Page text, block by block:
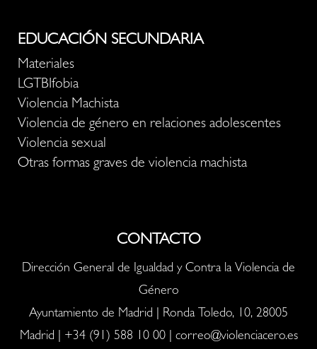
EDUCACIÓN SECUNDARIA
Materiales
LGTBIfobia
Violencia Machista
Violencia de género en relaciones adolescentes
Violencia sexual
Otras formas graves de violencia machista
CONTACTO
Dirección General de Igualdad y Contra la Violencia de
Género
Ayuntamiento de Madrid | Ronda Toledo, 10, 28005
Madrid | +34 (91) 588 10 00| correo@violenciacero.es